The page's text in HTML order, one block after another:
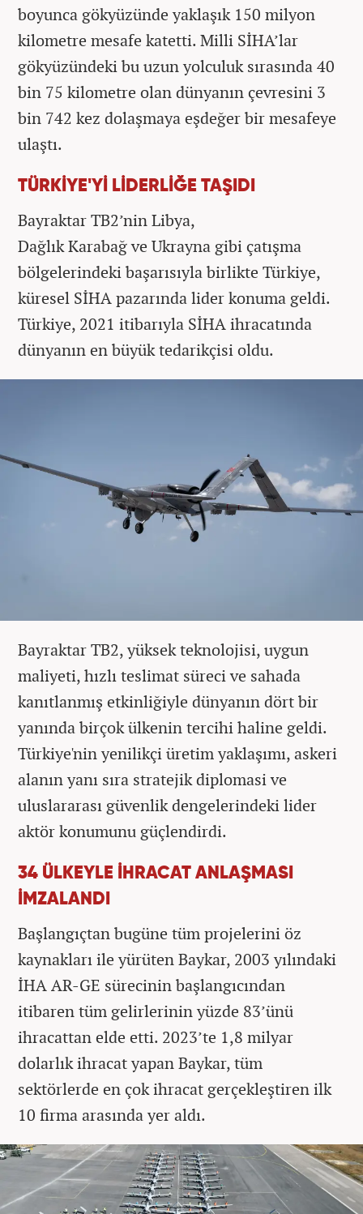
boyunca gökyüzünde yaklaşık 150 milyon
kilometre mesafe katetti. Milli SİHA’lar
gökyüzündeki bu uzun yolculuk sırasında 40
bin 75 kilometre olan dünyanın çevresini 3
bin 742 kez dolaşmaya eşdeğer bir mesafeye
ulaştı.
TÜRKİYE'Yİ LİDERLİĞE TAŞIDI
Bayraktar TB2’nin Libya,
Dağlık Karabağ ve Ukrayna gibi çatışma
bölgelerindeki başarısıyla birlikte Türkiye,
küresel SİHA pazarında lider konuma geldi.
Türkiye, 2021 itibarıyla SİHA ihracatında
dünyanın en büyük tedarikçisi oldu.
Bayraktar TB2, yüksek teknolojisi, uygun
maliyeti, hızlı teslimat süreci ve sahada
kanıtlanmış etkinliğiyle dünyanın dört bir
yanında birçok ülkenin tercihi haline geldi.
Türkiye'nin yenilikçi üretim yaklaşımı, askeri
alanın yanı sıra stratejik diplomasi ve
uluslararası güvenlik dengelerindeki lider
aktör konumunu güçlendirdi.
34 ÜLKEYLE İHRACAT ANLAŞMASI
İMZALANDI
Başlangıçtan bugüne tüm projelerini öz
kaynakları ile yürüten Baykar, 2003 yılındaki
İHA AR-GE sürecinin başlangıcından
itibaren tüm gelirlerinin yüzde 83’ünü
ihracattan elde etti. 2023’te 1,8 milyar
dolarlık ihracat yapan Baykar, tüm
sektörlerde en çok ihracat gerçekleştiren ilk
10 firma arasında yer aldı.